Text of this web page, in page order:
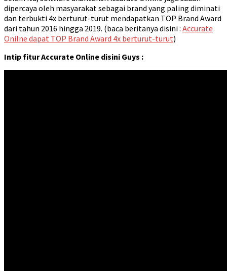
dipercaya oleh masyarakat sebagai brand yang paling diminati
dan terbukti 4x berturut-turut mendapatkan TOP Brand Award
dari tahun 2016 hingga 2019. (baca beritanya disini : Accurate
Onilne dapat TOP Brand Award 4x berturut-turut)
Intip fitur Accurate Online disini Guys :